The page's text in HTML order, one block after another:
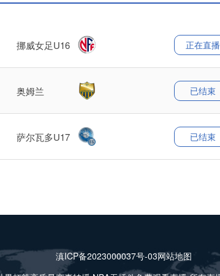
挪威女足U16 正在直播
奥姆兰 已结束
萨尔瓦多U17 已结束
滇ICP备2023000037号-03网站地图